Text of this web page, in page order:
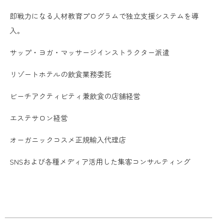
即戦力になる人材教育プログラムで独立支援システムを導
入。
サップ・ヨガ・マッサージインストラクター派遣
リゾートホテルの飲食業務委託
ビーチアクティビティ兼飲食の店舗経営
エステサロン経営
オーガニックコスメ正規輸入代理店
SNSおよび各種メディア活用した集客コンサルティング